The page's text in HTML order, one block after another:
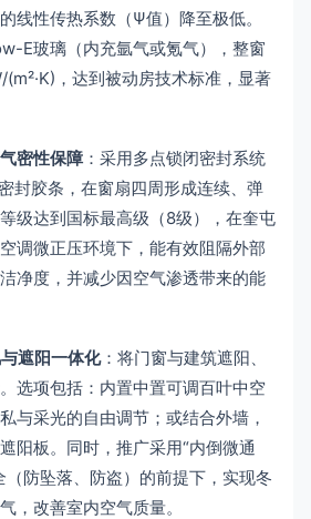
线性传热系数（Ψ值）降至极低。
E玻璃（内充氩气或氪气），整窗
，达到被动房技术标准，显著
密性保障 ：采用多点锁闭密封系统
封胶条，在窗扇四周形成连续、弹
级达到国标最高级（8级），在奎屯
调微正压环境下，能有效阻隔外部
净度，并减少因空气渗透带来的能
遮阳一体化：将门窗与建筑遮阳、
选项包括：内置中置可调百叶中空
与采光的自由调节；或结合外墙，
阳板。同时，推广采用“内倒微通
（防坠落、防盗）的前提下，实现冬
，改善室内空气质量。